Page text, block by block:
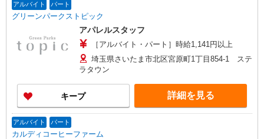
期間3か月あり（期間中は月給245,000円〜） ※経
験や能力等を考慮し、当社規定により決定いたし
ます
アルバイト パート
グリーンパークストピック
アパレルスタッフ
［アルバイト・パート］時給1,141円以上
埼玉県さいたま市北区宮原町1丁目854-1 ステ
ラタウン
キープ 詳細を見る
アルバイト パート
カルディコーヒーファーム